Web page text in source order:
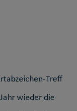
Treff
wieder die